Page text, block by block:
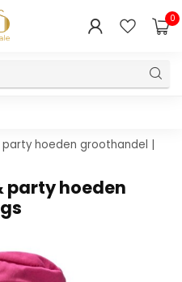
0
hoeden groothandel |
party hoeden